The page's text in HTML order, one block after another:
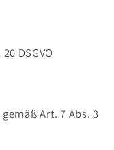
DSGVO
Art. 7 Abs. 3